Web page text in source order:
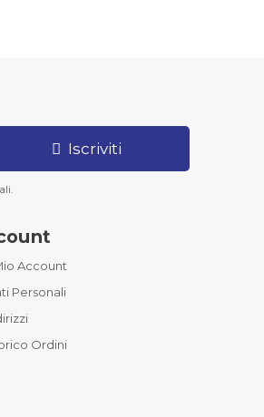
Iscriviti
Account
Personali
Ordini